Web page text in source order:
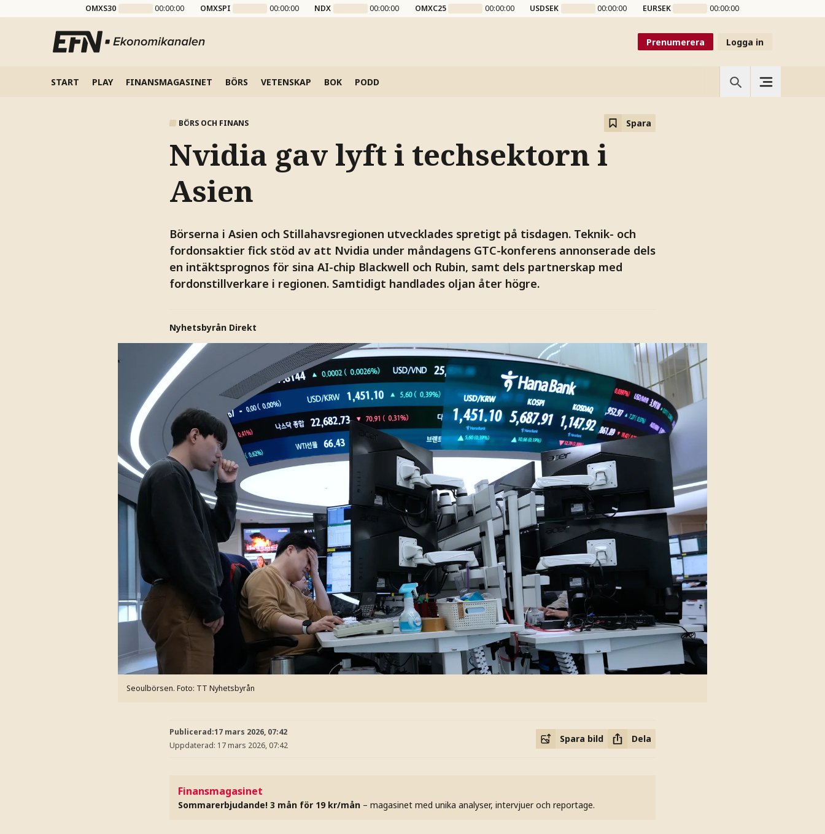
OMXS30 00:00:00 OMXSPI 00:00:00 NDX 00:00:00 OMXC25 00:00:00 USDSEK 00:00:00 EURSEK 00:00:00
Prenumerera Logga in
START PLAY FINANSMAGASINET BÖRS VETENSKAP BOK PODD
BÖRS OCH FINANS Spara
Nvidia gav lyft i techsektorn i
Asien
Börserna i Asien och Stillahavsregionen utvecklades spretigt på tisdagen. Teknik- och
fordonsaktier fick stöd av att Nvidia under måndagens GTC-konferens annonserade dels
en intäktsprognos för sina AI-chip Blackwell och Rubin, samt dels partnerskap med
fordonstillverkare i regionen. Samtidigt handlades oljan åter högre.
Nyhetsbyrån Direkt
Seoulbörsen. Foto: TT Nyhetsbyrån
Publicerad:17 mars 2026, 07:42
Uppdaterad: 17 mars 2026, 07:42
Spara bild Dela
Finansmagasinet
Sommarerbjudande! 3 mån för 19 kr/mån – magasinet med unika analyser, intervjuer och reportage.